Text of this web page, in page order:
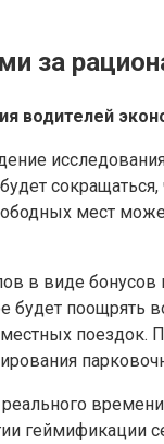
за
водителей
сокращаться,
мест
в виде
поощрять
геймификации